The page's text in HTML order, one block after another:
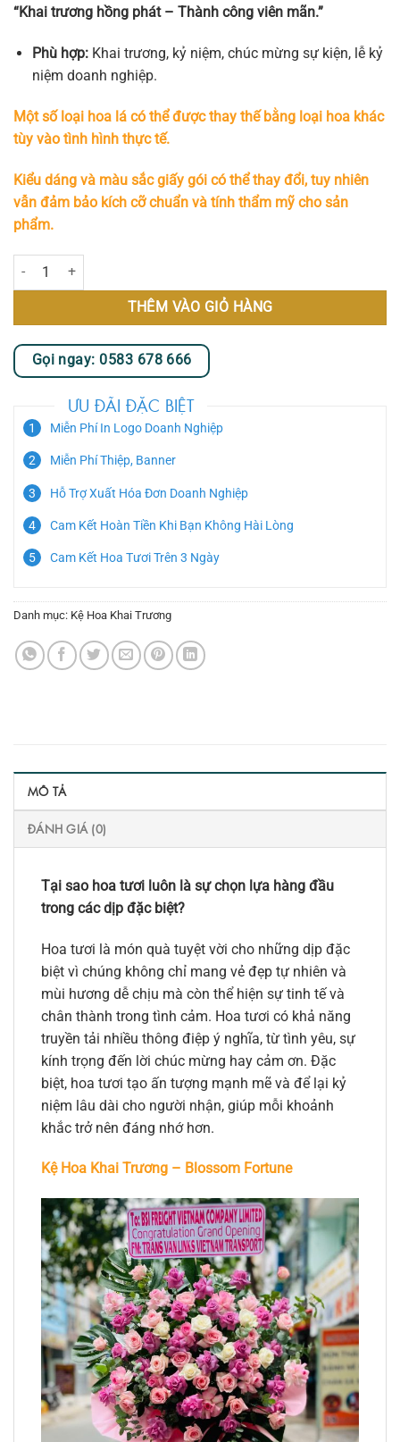
“Khai trương hồng phát – Thành công viên mãn.”
Phù hợp:Khai trương, kỷ niệm, chúc mừng sự kiện, lễ kỷ
niệm doanh nghiệp.
Một số loại hoa lá có thể được thay thế bằng loại hoa khác
tùy vào tình hình thực tế.
Kiểu dáng và màu sắc giấy gói có thể thay đổi, tuy nhiên
vẫn đảm bảo kích cỡ chuẩn và tính thẩm mỹ cho sản
phẩm.
Blossom Fortune số lượng
THÊM VÀO GIỎ HÀNG
Gọi ngay: 0583 678 666
ƯU ĐÃI ĐẶC BIỆT
Miễn Phí In Logo Doanh Nghiệp
Miễn Phí Thiệp, Banner
Hỗ Trợ Xuất Hóa Đơn Doanh Nghiệp
Cam Kết Hoàn Tiền Khi Bạn Không Hài Lòng
Cam Kết Hoa Tươi Trên 3 Ngày
Danh mục: Kệ Hoa Khai Trương
MÔ TẢ
ĐÁNH GIÁ (0)
Tại sao hoa tươi luôn là sự chọn lựa hàng đầu
trong các dịp đặc biệt?
Hoa tươi là món quà tuyệt vời cho những dịp đặc
biệt vì chúng không chỉ mang vẻ đẹp tự nhiên và
mùi hương dễ chịu mà còn thể hiện sự tinh tế và
chân thành trong tình cảm. Hoa tươi có khả năng
truyền tải nhiều thông điệp ý nghĩa, từ tình yêu, sự
kính trọng đến lời chúc mừng hay cảm ơn. Đặc
biệt, hoa tươi tạo ấn tượng mạnh mẽ và để lại kỷ
niệm lâu dài cho người nhận, giúp mỗi khoảnh
khắc trở nên đáng nhớ hơn.
Kệ Hoa Khai Trương – Blossom Fortune